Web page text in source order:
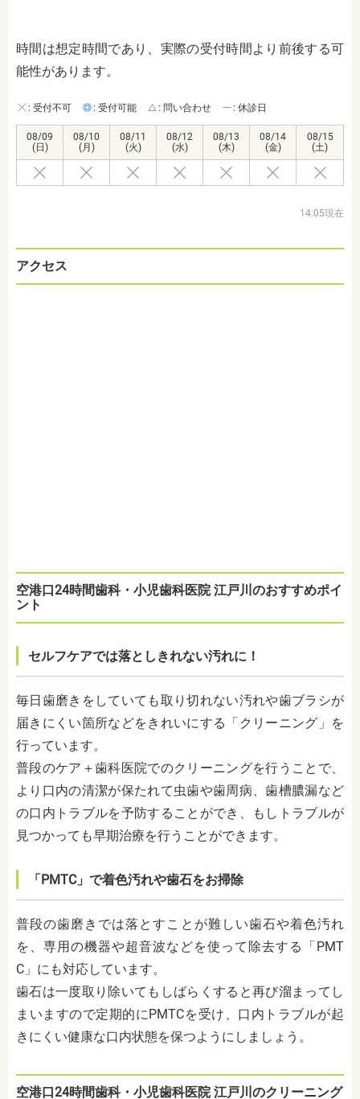
時間は想定時間であり、実際の受付時間より前後する可
能性があります。
: 受付不可 : 受付可能 : 問い合わせ : 休診日
08/09
(日)
08/10
(月)
08/11
(火)
08/12
(水)
08/13
(木)
08/14
(金)
08/15
(土)
14:05現在
アクセス
空港口24時間歯科・小児歯科医院 江戸川のおすすめポイ
ント
セルフケアでは落としきれない汚れに！
毎日歯磨きをしていても取り切れない汚れや歯ブラシが
届きにくい箇所などをきれいにする「クリーニング」を
行っています。
普段のケア＋歯科医院でのクリーニングを行うことで、
より口内の清潔が保たれて虫歯や歯周病、歯槽膿漏など
の口内トラブルを予防することができ、もしトラブルが
見つかっても早期治療を行うことができます。
「PMTC」で着色汚れや歯石をお掃除
普段の歯磨きでは落とすことが難しい歯石や着色汚れ
を、専用の機器や超音波などを使って除去する「PMT
C」にも対応しています。
歯石は一度取り除いてもしばらくすると再び溜まってし
まいますので定期的にPMTCを受け、口内トラブルが起
きにくい健康な口内状態を保つようにしましょう。
空港口24時間歯科・小児歯科医院 江戸川のクリーニング